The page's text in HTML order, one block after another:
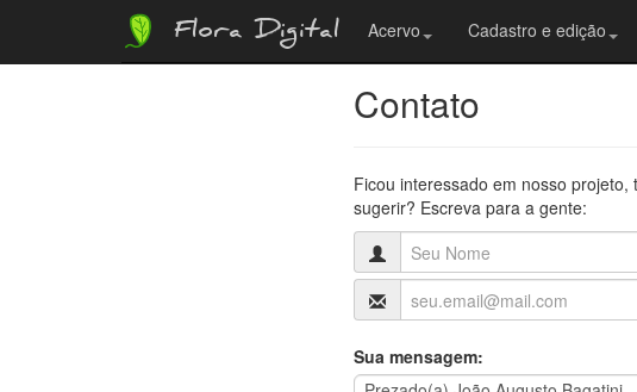
Flora Digital Acervo Cadastro e edição
Contato
Ficou interessado em nosso
sugerir? Escreva para a gente:
Sua mensagem: